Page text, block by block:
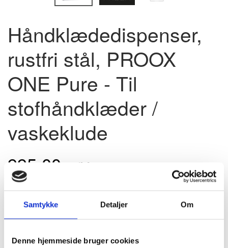
Samtykke Detaljer Om
Denne hjemmeside bruger cookies
Håndklædedispenser,
rustfri stål, PROOX
ONE Pure - Til
stofhåndklæder /
vaskeklude
995,00 u/Moms
1.243,75
Pris - DKK
Model/varenr.: